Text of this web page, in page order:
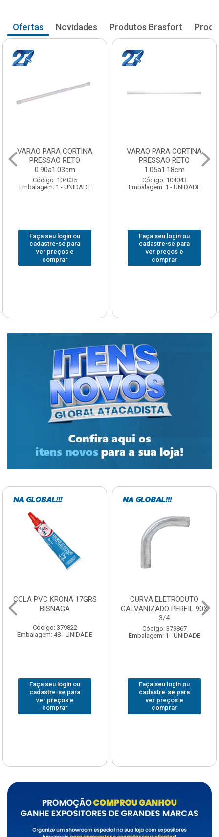
Ofertas Novidades Produtos Brasfort
VARAO PARA CORTINA
PRESSAO RETO
0.90a1.03cm
Código: 104035
Embalagem: 1 - UNIDADE
Faça seu login ou
cadastre-se para
ver preços e
comprar
VARAO PARA CORTINA
PRESSAO RETO
1.05a1.18cm
Código: 104043
Embalagem: 1 - UNIDADE
Faça seu login ou
cadastre-se para
ver preços e
comprar
COLA PVC KRONA 17GRS
BISNAGA
Código: 379822
Embalagem: 48 - UNIDADE
Faça seu login ou
cadastre-se para
ver preços e
comprar
CURVA ELETRODUTO
GALVANIZADO PERFIL 90X
3/4
Código: 379867
Embalagem: 1 - UNIDADE
Faça seu login ou
cadastre-se para
ver preços e
comprar